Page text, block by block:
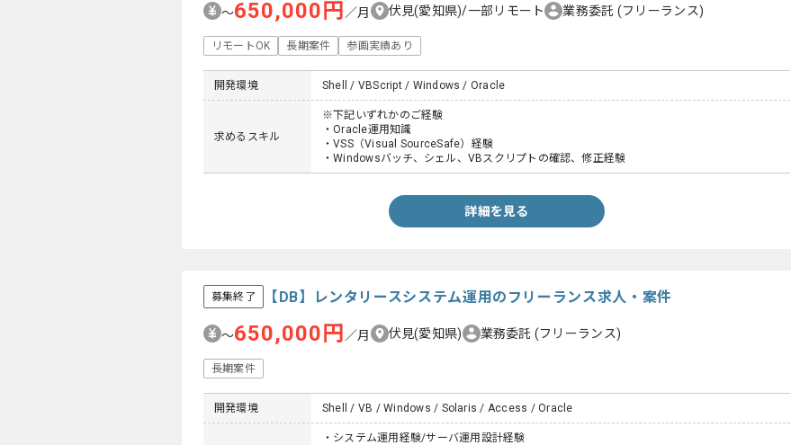
〜650,000円 ／月 伏見(愛知県)/一部リモート 業務委託 (フリーランス)
リモートOK 長期案件 参画実績あり
開発環境 Shell / VBScript / Windows / Oracle
求めるスキル
※下記いずれかのご経験
・Oracle運用知識
・VSS（Visual SourceSafe）経験
・Windowsバッチ、シェル、VBスクリプトの確認、修正経験
詳細を見る
募集終了 【DB】レンタリースシステム運用のフリーランス求人・案件
〜650,000円 ／月 伏見(愛知県) 業務委託 (フリーランス)
長期案件
開発環境 Shell / VB / Windows / Solaris / Access / Oracle
・システム運用経験/サーバ運用設計経験